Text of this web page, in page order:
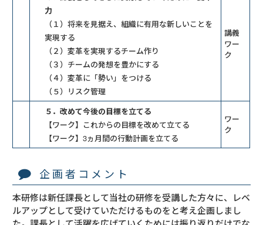
力
（１）将来を見据え、組織に有用な新しいことを
実現する
（２）変革を実現するチーム作り
（３）チームの発想を豊かにする
（４）変革に「勢い」をつける
（５）リスク管理
講義
ワー
ク
５．改めて今後の目標を立てる
【ワーク】これからの目標を改めて立てる
【ワーク】3ヵ月間の行動計画を立てる
ワー
ク
企画者コメント
本研修は新任課長として当社の研修を受講した方々に、レベ
ルアップとして受けていただけるものをと考え企画しまし